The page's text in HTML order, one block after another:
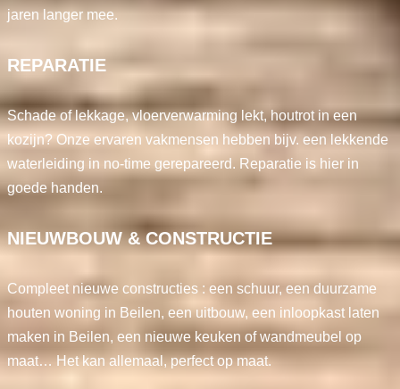
jaren langer mee.
REPARATIE
Schade of lekkage, vloerverwarming lekt, houtrot in een
kozijn? Onze ervaren vakmensen hebben bijv. een lekkende
waterleiding in no-time gerepareerd. Reparatie is hier in
goede handen.
NIEUWBOUW & CONSTRUCTIE
Compleet nieuwe constructies : een schuur, een duurzame
houten woning in Beilen, een uitbouw, een inloopkast laten
maken in Beilen, een nieuwe keuken of wandmeubel op
maat… Het kan allemaal, perfect op maat.